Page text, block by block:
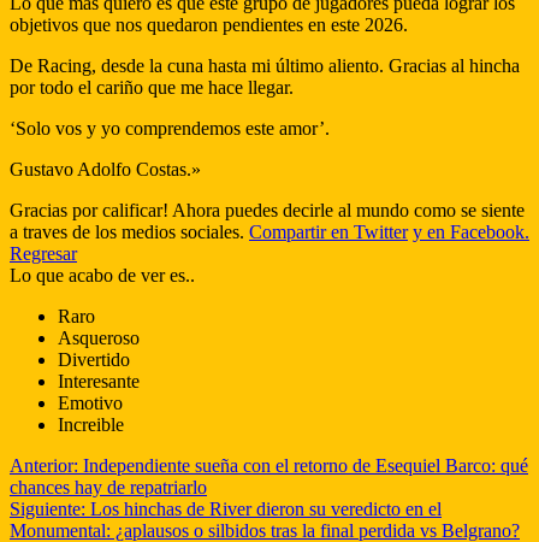
objetivos que nos quedaron pendientes en este 2026.
De Racing, desde la cuna hasta mi último aliento. Gracias al hincha
por todo el cariño que me hace llegar.
‘Solo vos y yo comprendemos este amor’.
Gustavo Adolfo Costas.»
Gracias por calificar! Ahora puedes decirle al mundo como se siente
a traves de los medios sociales. Compartir en Twitter y en Facebook.
Regresar
Lo que acabo de ver es..
Raro
Asqueroso
Divertido
Interesante
Emotivo
Increible
Anterior: Independiente sueña con el retorno de Esequiel Barco: qué
chances hay de repatriarlo
Siguiente: Los hinchas de River dieron su veredicto en el
Monumental: ¿aplausos o silbidos tras la final perdida vs Belgrano?